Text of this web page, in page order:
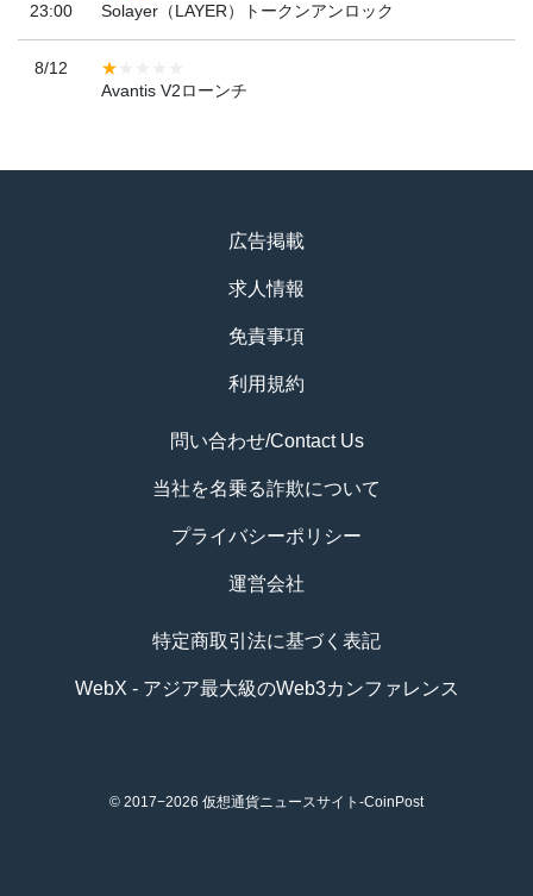
23:00
Solayer（LAYER）トークンアンロック
8/12
Avantis V2ローンチ
広告掲載
求人情報
免責事項
利用規約
問い合わせ/Contact Us
当社を名乗る詐欺について
プライバシーポリシー
運営会社
特定商取引法に基づく表記
WebX - アジア最大級のWeb3カンファレンス
© 2017−2026 仮想通貨ニュースサイト-CoinPost